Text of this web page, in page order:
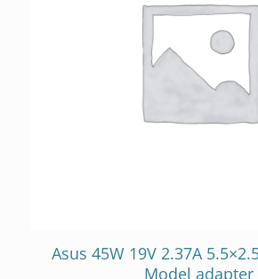
Asus 45W 19V 2.37A
Model adapter